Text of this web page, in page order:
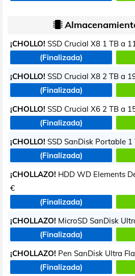
¡CHOLLO! SSD Crucial X8 1 TB a
(Finalizada)
¡CHOLLO! SSD Crucial X8 2 TB a
(Finalizada)
¡CHOLLO! SSD Crucial X6 2 TB a
(Finalizada)
¡CHOLLO! SSD SanDisk Portable 1
(Finalizada)
¡CHOLLAZO! HDD WD Elements
€
(Finalizada)
¡CHOLLAZO! MicroSD SanDisk
(Finalizada)
¡CHOLLAZO! Pen SanDisk Ultra
(Finalizada)